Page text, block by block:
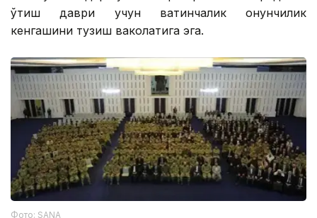
ўтиш даври учун вақтинчалик қонунчилик
кенгашини тузиш ваколатига эга.
Фото: SANA